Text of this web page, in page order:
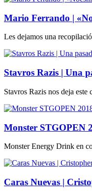
Mario Ferrando |
Les dejamos una
Stavros Razis | Una
Stavros Razis nos deja
Monster STGOPEN
Monster Energy Drink en
Caras Nuevas |